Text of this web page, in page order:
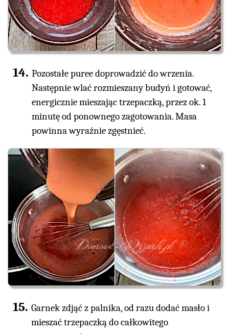
Pozostałe puree doprowadzić do wrzenia.
Następnie wlać rozmieszany budyń i gotować,
energicznie mieszając trzepaczką, przez ok. 1
minutę od ponownego zagotowania. Masa
powinna wyraźnie zgęstnieć.
Garnek zdjąć z palnika, od razu dodać masło i
mieszać trzepaczką do całkowitego